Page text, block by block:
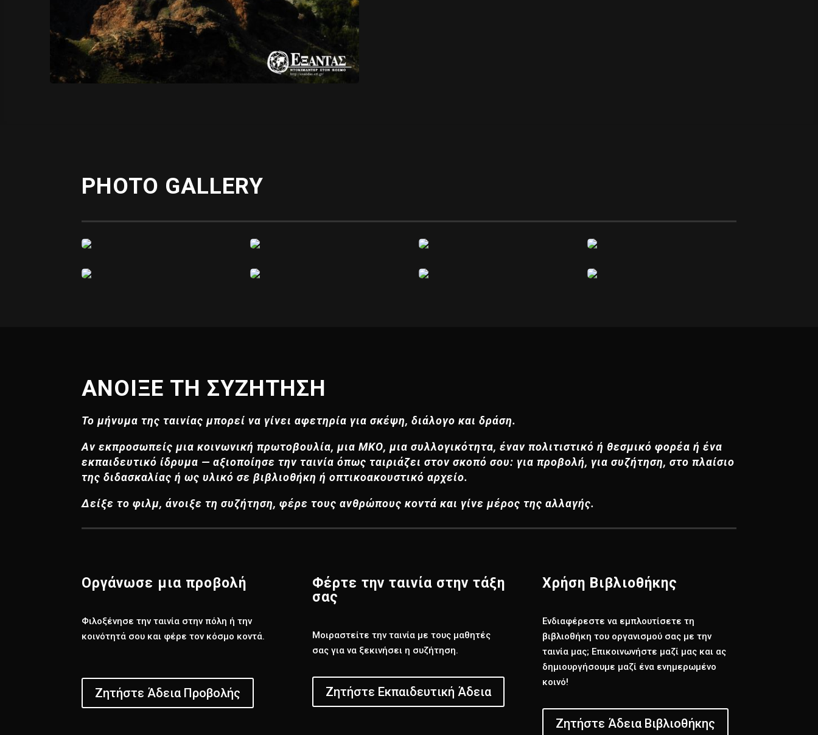
PHOTO GALLERY
ΑΝΟΙΞΕ ΤΗ ΣΥΖΗΤΗΣΗ
Το μήνυμα της ταινίας μπορεί να γίνει αφετηρία για σκέψη, διάλογο και δράση.
Αν εκπροσωπείς μια κοινωνική πρωτοβουλία, μια ΜΚΟ, μια συλλογικότητα, έναν πολιτιστικό ή θεσμικό φορέα ή ένα
εκπαιδευτικό ίδρυμα — αξιοποίησε την ταινία όπως ταιριάζει στον σκοπό σου: για προβολή, για συζήτηση, στο πλαίσιο
της διδασκαλίας ή ως υλικό σε βιβλιοθήκη ή οπτικοακουστικό αρχείο.
Δείξε το φιλμ, άνοιξε τη συζήτηση, φέρε τους ανθρώπους κοντά και γίνε μέρος της αλλαγής.
Οργάνωσε μια προβολή
Φιλοξένησε την ταινία στην πόλη ή την
κοινότητά σου και φέρε τον κόσμο κοντά.
Ζητήστε Άδεια Προβολής
Φέρτε την ταινία στην τάξη
σας
Μοιραστείτε την ταινία με τους μαθητές
σας για να ξεκινήσει η συζήτηση.
Ζητήστε Εκπαιδευτική Άδεια
Χρήση Βιβλιοθήκης
Ενδιαφέρεστε να εμπλουτίσετε τη
βιβλιοθήκη του οργανισμού σας με την
ταινία μας; Επικοινωνήστε μαζί μας και ας
δημιουργήσουμε μαζί ένα ενημερωμένο
κοινό!
Ζητήστε Άδεια Βιβλιοθήκης